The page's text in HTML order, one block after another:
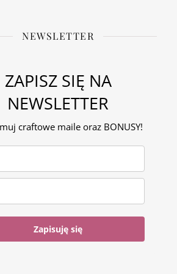
NEWSLETTER
ZAPISZ SIĘ NA
NEWSLETTER
craftowe maile oraz BONUSY!
Zapisuję się